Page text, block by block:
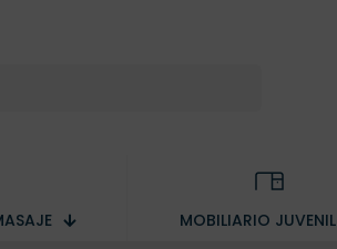
MOBILIARIO JUVENIL